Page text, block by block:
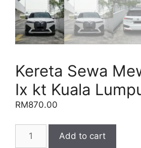
Kereta Sewa
Ix kt Kuala
RM870.00
Sewa
Add to cart